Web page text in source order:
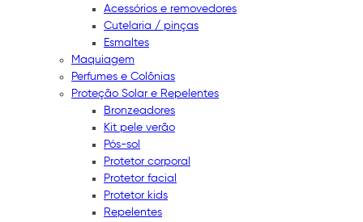
Acessórios e removedores
Cutelaria / pinças
Esmaltes
Maquiagem
Perfumes e Colônias
Proteção Solar e Repelentes
Bronzeadores
Kit pele verão
Pós-sol
Protetor corporal
Protetor facial
Protetor kids
Repelentes